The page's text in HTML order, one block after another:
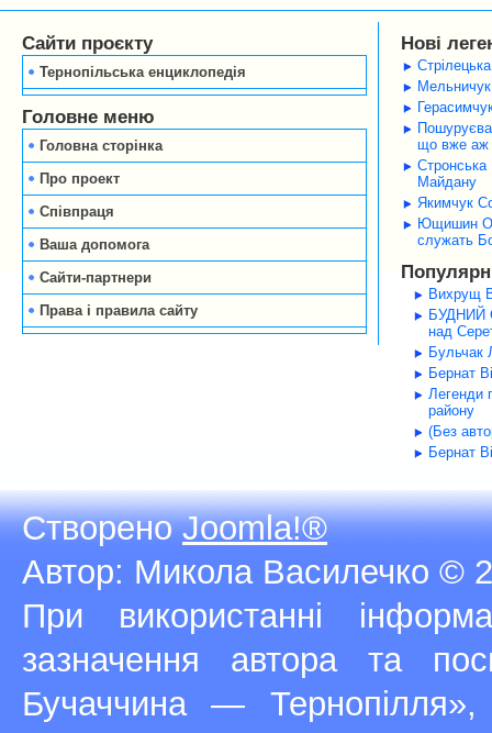
Сайти проєкту
Тернопільська енциклопедія
Головне меню
Головна сторінка
Про проект
Співпраця
Ваша допомога
Сайти-партнери
Права і правила сайту
Нові
Мельничук
що вже аж
Стронська
Майдану
Якимчук
Ющишин
служать
Вихрущ
БУДНИЙ
над
Бульчак
Бернат
Легенди
району
(Без
Бернат
СтвореноJoomla!®
Автор: Микола Василечко ©
При використанні
зазначення автора та
Бучаччина —